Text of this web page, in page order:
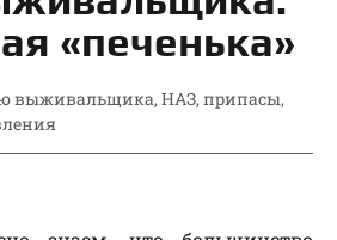
«печенька»
выживальщика, НАЗ, припасы,